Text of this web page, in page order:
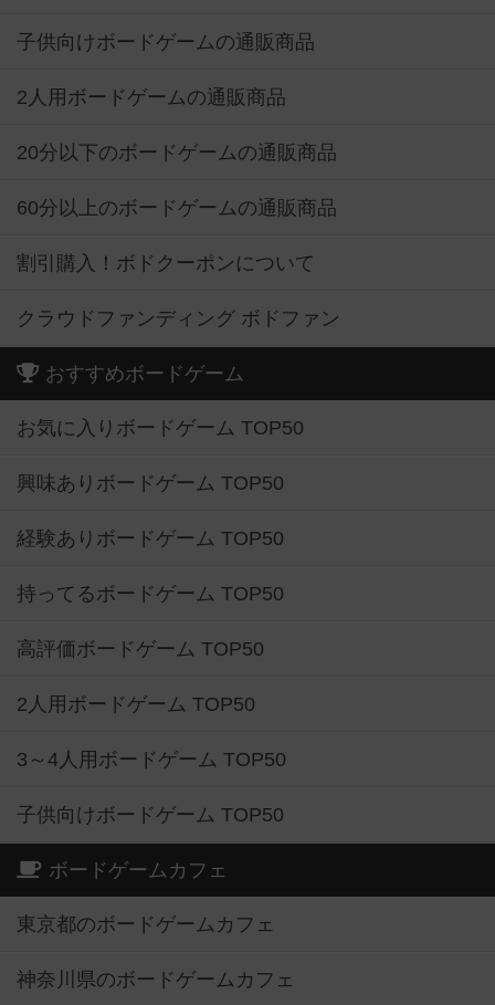
子供向けボードゲームの通販商品
2人用ボードゲームの通販商品
20分以下のボードゲームの通販商品
60分以上のボードゲームの通販商品
割引購入！ボドクーポンについて
クラウドファンディング ボドファン
おすすめボードゲーム
お気に入りボードゲーム TOP50
興味ありボードゲーム TOP50
経験ありボードゲーム TOP50
持ってるボードゲーム TOP50
高評価ボードゲーム TOP50
2人用ボードゲーム TOP50
3～4人用ボードゲーム TOP50
子供向けボードゲーム TOP50
ボードゲームカフェ
東京都のボードゲームカフェ
神奈川県のボードゲームカフェ